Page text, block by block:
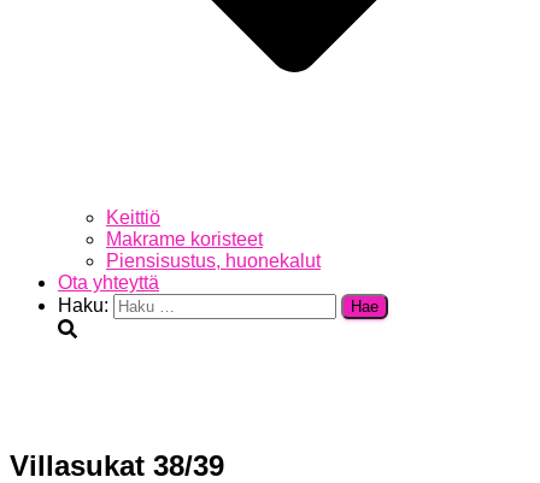
Keittiö
Makrame koristeet
Piensisustus, huonekalut
Ota yhteyttä
Haku:
Villasukat 38/39